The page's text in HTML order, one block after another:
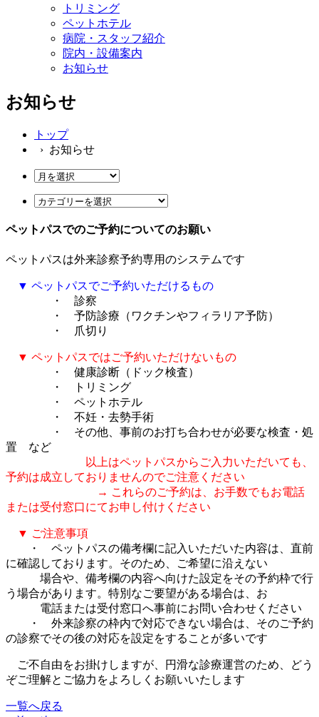
トリミング
ペットホテル
病院・スタッフ紹介
院内・設備案内
お知らせ
お知らせ
トップ
› お知らせ
ペットパスでのご予約についてのお願い
ペットパスは外来診察予約専用のシステムです
▼ ペットパスでご予約いただけるもの
・ 診察
・ 予防診療（ワクチンやフィラリア予防）
・ 爪切り
▼ ペットパスではご予約いただけないもの
・ 健康診断（ドック検査）
・ トリミング
・ ペットホテル
・ 不妊・去勢手術
・ その他、事前のお打ち合わせが必要な検査・処
置 など
以上はペットパスからご入力いただいても、
予約は成立しておりませんのでご注意ください
→ これらのご予約は、お手数でもお電話
または受付窓口にてお申し付けください
▼ ご注意事項
・ ペットパスの備考欄に記入いただいた内容は、直前
に確認しております。そのため、ご希望に沿えない
場合や、備考欄の内容へ向けた設定をその予約枠で行
う場合があります。特別なご要望がある場合は、お
電話または受付窓口へ事前にお問い合わせください
・ 外来診察の枠内で対応できない場合は、そのご予約
の診察でその後の対応を設定をすることが多いです
ご不自由をお掛けしますが、円滑な診療運営のため、どう
ぞご理解とご協力をよろしくお願いいたします
一覧へ戻る